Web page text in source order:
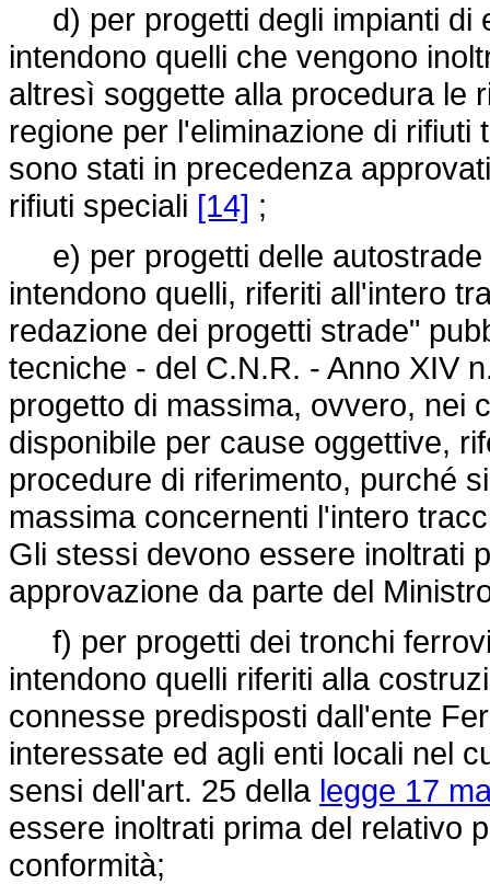
d) per progetti degli impianti di
intendono quelli che vengono
altresì soggette alla procedura le
regione per l'eliminazione di
sono stati in precedenza
rifiuti speciali [14] ;
e) per progetti delle autostrade
intendono quelli, riferiti all'intero
redazione dei progetti strade"
tecniche - del C.N.R. - Anno XIV
progetto di massima, ovvero, nei
disponibile per cause oggettive,
procedure di riferimento, purché
massima concernenti l'intero
Gli stessi devono essere inoltrati
approvazione da parte del
f) per progetti dei tronchi
intendono quelli riferiti alla
connesse predisposti dall'ente
interessate ed agli enti locali nel
sensi dell'art. 25 della legge 17
essere inoltrati prima del relativo
conformità;